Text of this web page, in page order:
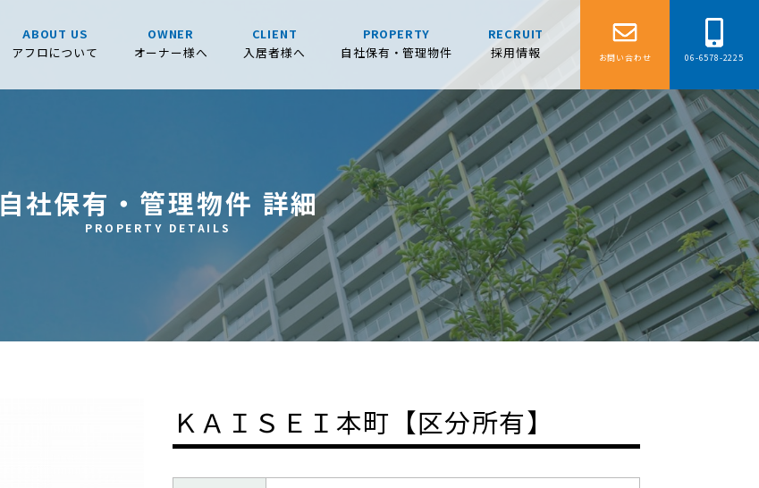
06-6578-2225
お問い合わせ
ABOUT US
アフロについて
OWNER
オーナー様へ
CLIENT
入居者様へ
PROPERTY
自社保有・管理物件
RECRUIT
採用情報
自社保有・管理物件 詳細
PROPERTY DETAILS
ＫＡＩＳＥＩ本町【区分所有】